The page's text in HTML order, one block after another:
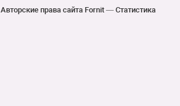
Авторские права сайта Fornit— Статистика